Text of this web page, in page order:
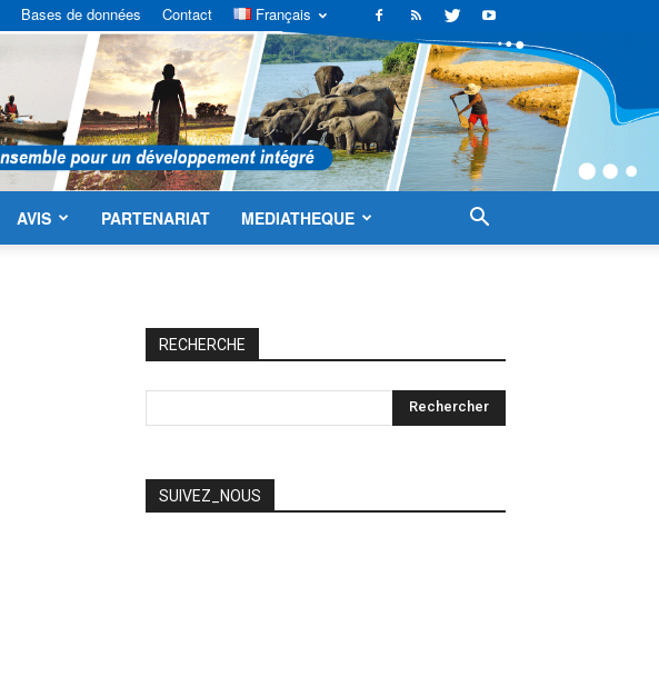
Bases de données Contact Français
AVIS PARTENARIAT MEDIATHEQUE
RECHERCHE
SUIVEZ_NOUS